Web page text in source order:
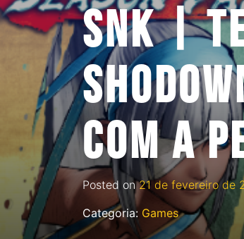
SNK |
COM A
Posted on21 de fevereiro de
Categoria: Games